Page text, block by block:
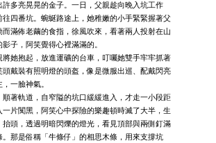
許多亮晃晃的金子。一日，父親趁向晚入坑工作
往四番坑。蜿蜒路途上，她稚嫩的小手緊緊握著父
而滿佈老繭的食指，徐風吹來，看著兩人投射在山
子，阿笑覺得心裡滿滿的。
將她抱起，放進運礦的台車，叮囑她雙手牢牢抓著
頭戴裝有照明燈的頭盔，像是微服出巡、配戴閃亮
一臉神氣。
順著軌道，自窄隘的坑口緩緩進入，才走一小段距
一片闃黑，阿笑心中探險的樂趣頓時滅了大半，生
抬頭，透過明暗閃爍的燈光，看見頂部與兩側釘滿
。那是俗稱「牛條仔」的相思木條，用來支撐坑